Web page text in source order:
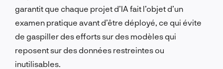
garantit que chaque projet d’IA fait l’objet d’un
examen pratique avant d’être déployé, ce qui évite
de gaspiller des efforts sur des modèles qui
reposent sur des données restreintes ou
inutilisables.